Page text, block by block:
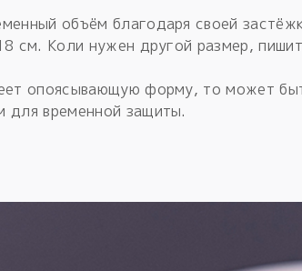
объём благодаря своей
см. Коли нужен другой размер,
опоясывающую форму, то может
для временной защиты.